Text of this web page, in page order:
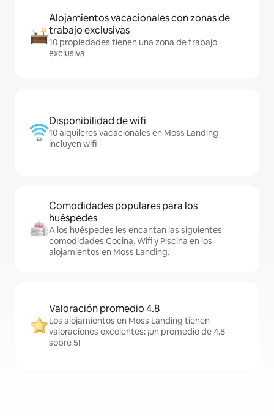
Alojamientos vacacionales con zonas de
trabajo exclusivas
10 propiedades tienen una zona de trabajo
exclusiva
Disponibilidad de wifi
10 alquileres vacacionales en Moss Landing
incluyen wifi
Comodidades populares para los
huéspedes
A los huéspedes les encantan las siguientes
comodidades Cocina, Wifi y Piscina en los
alojamientos en Moss Landing.
Valoración promedio 4.8
Los alojamientos en Moss Landing tienen
valoraciones excelentes: ¡un promedio de 4.8
sobre 5!